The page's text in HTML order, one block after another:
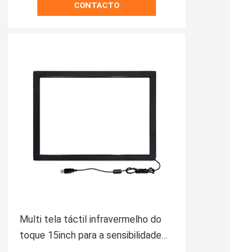
CONTACTO
Multi tela táctil infravermelho do
toque 15inch para a sensibilidade